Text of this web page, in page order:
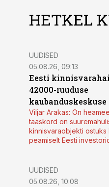
HETKEL
UUDISED
05.08.26, 09:13
Eesti
42000-ruuduse
kaubanduskeskuse
Viljar Arakas: On
taaskord on
kinnisvaraobjekti ostuks
peamiselt Eesti
UUDISED
05.08.26, 10:08